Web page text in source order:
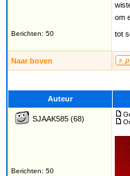
Berichten: 50
om
tot
Naar boven
Auteur
SJAAK585 (68)
Berichten: 50